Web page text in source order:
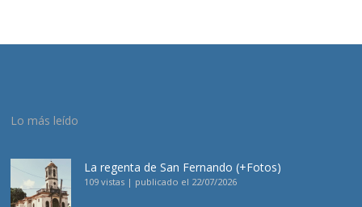
Lo más leído
La regenta de San Fernando (+Fotos)
109 vistas | publicado el 22/07/2026